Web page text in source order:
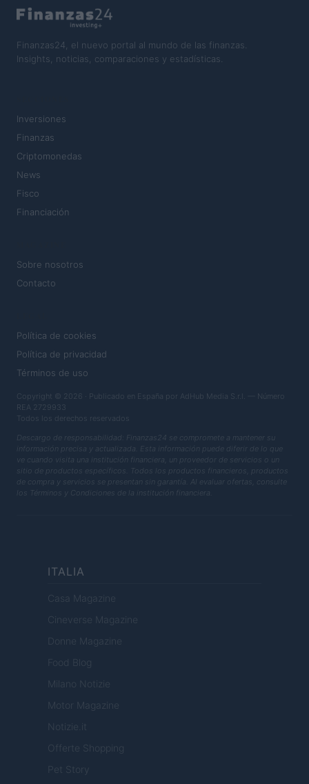
Finanzas24, el nuevo portal al mundo de las finanzas.
Insights, noticias, comparaciones y estadísticas.
Inversiones
Finanzas
Criptomonedas
News
Fisco
Financiación
Sobre nosotros
Contacto
Política de cookies
Política de privacidad
Términos de uso
Copyright © 2026 · Publicado en España por AdHub Media S.r.l. — Número
REA 2729933
Todos los derechos reservados
Descargo de responsabilidad: Finanzas24 se compromete a mantener su
información precisa y actualizada. Esta información puede diferir de lo que
ve cuando visita una institución financiera, un proveedor de servicios o un
sitio de productos específicos. Todos los productos financieros, productos
de compra y servicios se presentan sin garantía. Al evaluar ofertas, consulte
los Términos y Condiciones de la institución financiera.
ITALIA
Casa Magazine
Cineverse Magazine
Donne Magazine
Food Blog
Milano Notizie
Motor Magazine
Notizie.it
Offerte Shopping
Pet Story